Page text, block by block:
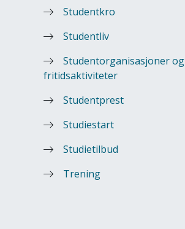
Studentkro
Studentliv
Studentorganisasjoner og
fritidsaktiviteter
Studentprest
Studiestart
Studietilbud
Trening